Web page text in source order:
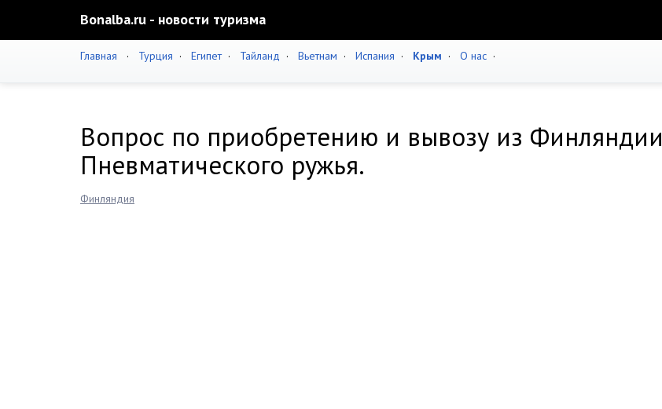
Bonalba.ru - новости туризма
Главная · Турция · Египет· Тайланд · Вьетнам · Испания · Крым · О нас ·
Вопрос по приобретению и вывозу из Финляндии
Пневматического ружья.
Финляндия